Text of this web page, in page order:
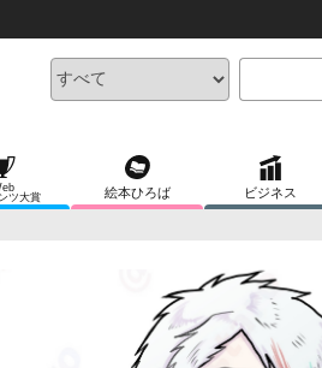
ツ大賞
絵本ひろば ビジネス